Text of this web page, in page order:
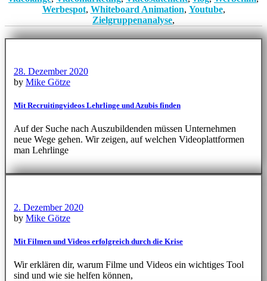
Werbespot, Whiteboard Animation, Youtube,
Zielgruppenanalyse,
28. Dezember 2020
by Mike Götze
Mit Recruitingvideos Lehrlinge und Azubis finden
Auf der Suche nach Auszubildenden müssen Unternehmen
neue Wege gehen. Wir zeigen, auf welchen Videoplattformen
man Lehrlinge
2. Dezember 2020
by Mike Götze
Mit Filmen und Videos erfolgreich durch die Krise
Wir erklären dir, warum Filme und Videos ein wichtiges Tool
sind und wie sie helfen können,